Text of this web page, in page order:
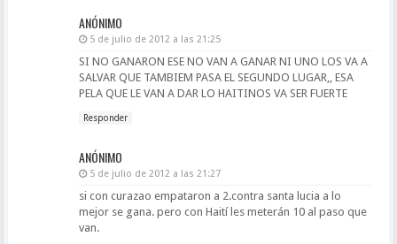
ANÓNIMO
5 de julio de 2012 a las 21:25
SI NO GANARON ESE NO VAN A GANAR NI UNO LOS VA A
SALVAR QUE TAMBIEM PASA EL SEGUNDO LUGAR,, ESA
PELA QUE LE VAN A DAR LO HAITINOS VA SER FUERTE
Responder
ANÓNIMO
5 de julio de 2012 a las 21:27
si con curazao empataron a 2.contra santa lucia a lo
mejor se gana. pero con Haití les meterán 10 al paso que
van.